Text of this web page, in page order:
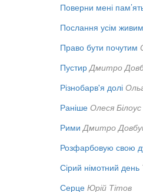
Поверни мені
Послання усім живим
Право бути почутим
Пустир Дмитро
Різнобарв'я долі
Раніше Олеся Білоус
Рими Дмитро
Розфарбовую свою
Сірий німотний день
Серце Юрій Тітов